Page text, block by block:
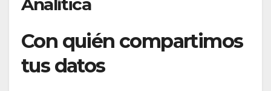
Analítica
Con quién compartimos
tus datos